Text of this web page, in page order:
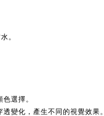
。
選擇。
變化，產生不同的視覺效果。